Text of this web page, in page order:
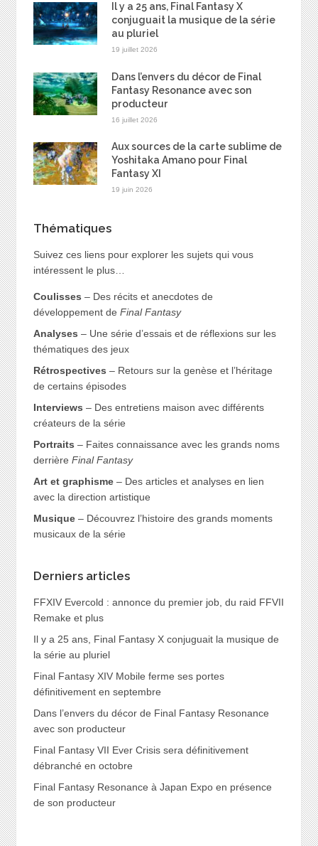
Il y a 25 ans, Final Fantasy X
conjuguait la musique de la série
au pluriel
19 juillet 2026
Dans l’envers du décor de Final
Fantasy Resonance avec son
producteur
16 juillet 2026
Aux sources de la carte sublime de
Yoshitaka Amano pour Final
Fantasy XI
19 juin 2026
Thématiques
Suivez ces liens pour explorer les sujets qui vous
intéressent le plus…
Coulisses – Des récits et anecdotes de
développement de Final Fantasy
Analyses – Une série d’essais et de réflexions sur les
thématiques des jeux
Rétrospectives – Retours sur la genèse et l’héritage
de certains épisodes
Interviews – Des entretiens maison avec différents
créateurs de la série
Portraits – Faites connaissance avec les grands noms
derrière Final Fantasy
Art et graphisme– Des articles et analyses en lien
avec la direction artistique
Musique– Découvrez l’histoire des grands moments
musicaux de la série
Derniers articles
FFXIV Evercold : annonce du premier job, du raid FFVII
Remake et plus
Il y a 25 ans, Final Fantasy X conjuguait la musique de
la série au pluriel
Final Fantasy XIV Mobile ferme ses portes
définitivement en septembre
Dans l’envers du décor de Final Fantasy Resonance
avec son producteur
Final Fantasy VII Ever Crisis sera définitivement
débranché en octobre
Final Fantasy Resonance à Japan Expo en présence
de son producteur